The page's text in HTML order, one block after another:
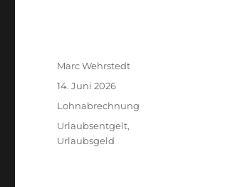
Autor
Marc Wehrstedt
Veröffentlicht
am
14. Juni 2026
Kategorien
Lohnabrechnung
Schlagwörter
Urlaubsentgelt,
Urlaubsgeld